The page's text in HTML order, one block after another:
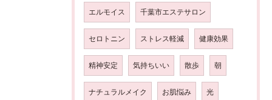
エルモイス 千葉市エステサロン
セロトニン ストレス軽減 健康効果
精神安定 気持ちいい 散歩 朝
ナチュラルメイク お肌悩み 光